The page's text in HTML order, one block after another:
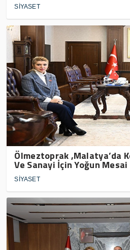
SİYASET
Ölmeztoprak ,Malatya’da
Ve Sanayi İçin Yoğun Mesai
SİYASET